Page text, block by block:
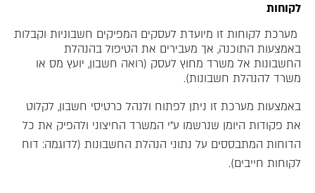
לקוחות
מערכת לקוחות זו מיועדת לעסקים המפיקים חשבוניות וקבלות
באמצעות התוכנה, אך מעבירים את הטיפול בהנהלת
החשבונות אל משרד מחוץ לעסק (רואה חשבון, יועץ מס או
משרד להנהלת חשבונות).
באמצעות מערכת זו ניתן לפתוח ולנהל כרטיסי חשבון, לקלוט
את פקודות היומן שנרשמו ע"י המשרד החיצוני ולהפיק את כל
הדוחות המתבססים על נתוני הנהלת החשבונות (לדוגמה: דוח
לקוחות חייבים).